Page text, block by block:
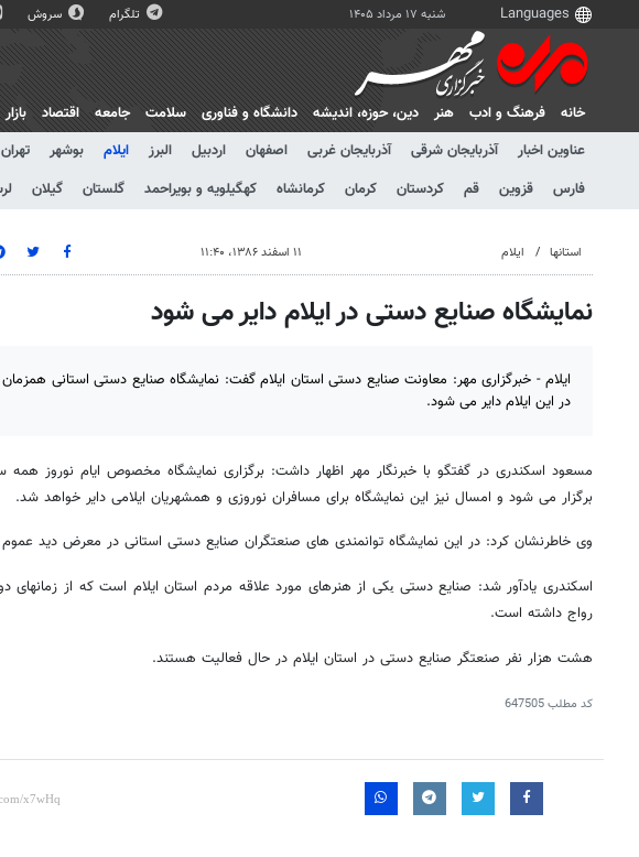
شنبه ۱۷ مرداد ۱۴۰۵ تلگرام سروش
خانه فرهنگ و ادب هنر دين، حوزه، انديشه دانشگاه و فناوری سلامت جامعه اقتصاد بازار
عناوین اخبار
آذربایجان شرقی آذربایجان غربی اصفهان اردبیل البرز ایلام بوشهر تهران
فارس
قزوین قم کردستان کرمان کرمانشاه کهگیلویه و بویراحمد گلستان گیلان
استانها ایلام ۱۱ اسفند ۱۳۸۶، ۱۱:۴۰
نمایشگاه صنایع دستی در ایلام دایر می شود
ایلام - خبرگزاری مهر: معاونت صنایع دستی استان ایلام گفت: نمایشگاه صنایع دستی استانی همزمان
در این ایلام دایر می شود.
مسعود اسکندری در گفتگو با خبرنگار مهر اظهار داشت: برگزاری نمایشگاه مخصوص ایام نوروز همه
برگزار می شود و امسال نیز این نمایشگاه برای مسافران نوروزی و همشهریان ایلامی دایر خواهد شد.
وی خاطرنشان کرد: در این نمایشگاه توانمندی های صنعتگران صنایع دستی استانی در معرض دید عموم
اسکندری یادآور شد: صنایع دستی یکی از هنرهای مورد علاقه مردم استان ایلام است که از زمانهای
رواج داشته است.
هشت هزار نفر صنعتگر صنایع دستی در استان ایلام در حال فعالیت هستند.
کد مطلب647505